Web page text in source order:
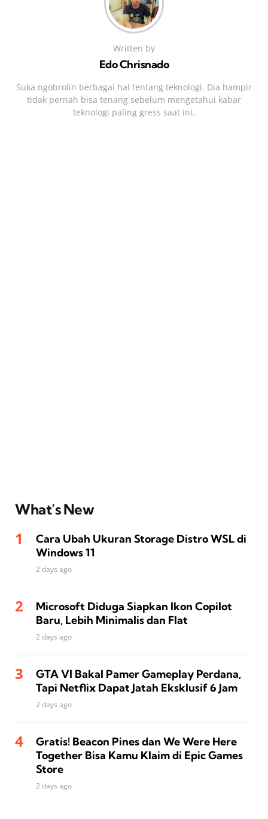
Written by
Edo Chrisnado
Suka ngobrolin berbagai hal tentang teknologi. Dia hampir
tidak pernah bisa tenang sebelum mengetahui kabar
teknologi paling gress saat ini.
What’s New
Cara Ubah Ukuran Storage Distro WSL di
Windows 11
2 days ago
Microsoft Diduga Siapkan Ikon Copilot
Baru, Lebih Minimalis dan Flat
2 days ago
GTA VI Bakal Pamer Gameplay Perdana,
Tapi Netflix Dapat Jatah Eksklusif 6 Jam
2 days ago
Gratis! Beacon Pines dan We Were Here
Together Bisa Kamu Klaim di Epic Games
Store
2 days ago